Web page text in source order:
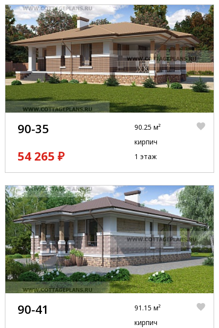
90-35
54 265 ₽
90.25 м²
кирпич
1 этаж
90-41
91.15 м²
кирпич